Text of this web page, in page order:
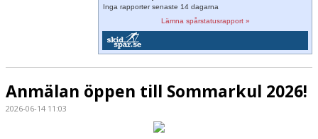
Inga rapporter senaste 14 dagarna
Lämna spårstatusrapport »
Anmälan öppen till Sommarkul 2026!
2026-06-14 11:03